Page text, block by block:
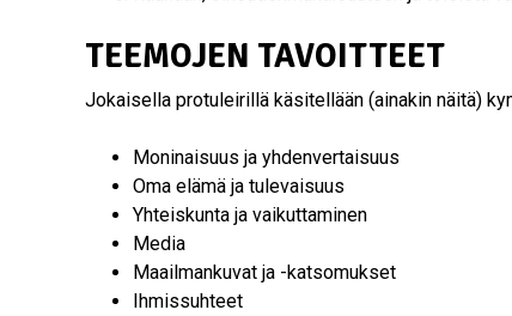
TEEMOJEN TAVOITTEET
Jokaisella protuleirillä käsitellään (ainakin näitä)
Moninaisuus ja yhdenvertaisuus
Oma elämä ja tulevaisuus
Yhteiskunta ja vaikuttaminen
Media
Maailmankuvat ja -katsomukset
Ihmissuhteet